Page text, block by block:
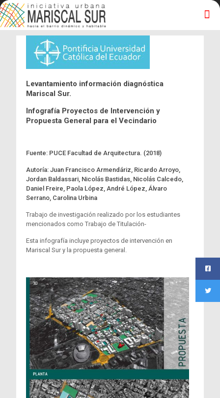
Levantamiento información diagnóstica
Mariscal Sur.
Infografía Proyectos de Intervención y
Propuesta General para el Vecindario
Fuente: PUCE Facultad de Arquitectura. (2018)
Autoría: Juan Francisco Armendáriz, Ricardo Arroyo,
Jordan Baldassari, Nicolás Bastidas, Nicolás Calcedo,
Daniel Freire, Paola López, André López, Álvaro
Serrano, Carolina Urbina
Trabajo de investigación realizado por los estudiantes
mencionados como Trabajo de Titulación-
Esta infografía incluye proyectos de intervención en
Mariscal Sur y la propuesta general.